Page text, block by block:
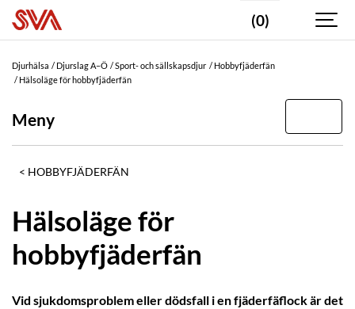
(0)
Djurhälsa Djurslag A–Ö Sport- och sällskapsdjur
Hobbyfjäderfän
Hälsoläge för hobbyfjäderfän
Meny
HOBBYFJÄDERFÄN
Hälsoläge för
hobbyfjäderfän
Vid sjukdomsproblem eller dödsfall i en fjäderfäflock är det